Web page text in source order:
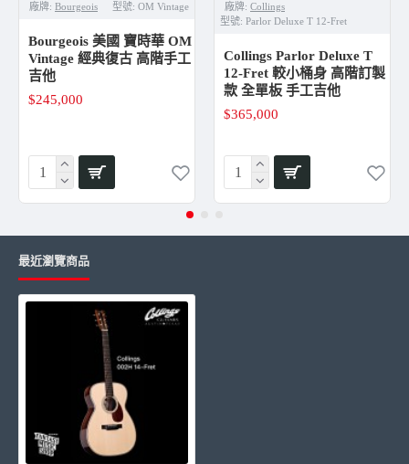
Body Binding：Ivoroid with herringbone purfling
Bridge：Ebony belly-style
Fingerboard： Ebony with abalone short diamond &
squares
Bridge Pins/End Pin：Ebony with MOP dot
Neck Profile：Modified V
Peghead Profile Square with volute
Neck Joint：Mortise & tenon hybrid
Truss Rod：Fully adjustable
Frets：Medium 18% nickel-silver
Peghead Veneer：Stained Exotic Ebony with MOP
Tuners：Nickel Waverly
Scale Length：24 7/8"
Brace Material：Sitka spruce
Brace Pattern：Pre-war scalloped X-brace
Body Finish：High gloss nitrocellulose lacquer
Neck Finish：High gloss polyester resin
Pickguard：Tortoise
Case：Deluxe hardshell case
廠牌: Bourgeois 型號: OM Vintage
Bourgeois 美國 寶時華 OM
Vintage 經典復古 高階手工
吉他
$245,000
廠牌: Collings
型號: Parlor Deluxe T 12-Fret
Collings Parlor Deluxe T
12-Fret 較小桶身 高階訂製
款 全單板 手工吉他
$365,000
最近瀏覽商品